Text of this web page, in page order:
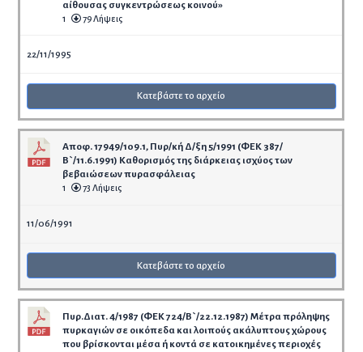
αίθουσας συγκεντρώσεως κοινού»
1 79 Λήψεις
22/11/1995
Κατεβάστε το αρχείο
Αποφ. 17949/109.1, Πυρ/κή Δ/ξη 5/1991 (ΦΕΚ 387/
Β`/11.6.1991) Καθορισμός της διάρκειας ισχύος των
βεβαιώσεων πυρασφάλειας
1 73 Λήψεις
11/06/1991
Κατεβάστε το αρχείο
Πυρ.Διατ. 4/1987 (ΦΕΚ 724/Β`/22.12.1987) Μέτρα πρόληψης
πυρκαγιών σε οικόπεδα και λοιπούς ακάλυπτους χώρους
που βρίσκονται μέσα ή κοντά σε κατοικημένες περιοχές